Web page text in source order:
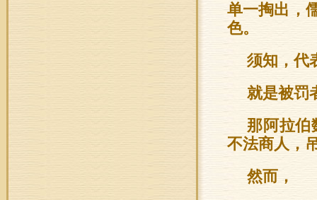
单一掏出，
色。
须知，代
就是被罚
那阿拉伯
不法商人，
然而，